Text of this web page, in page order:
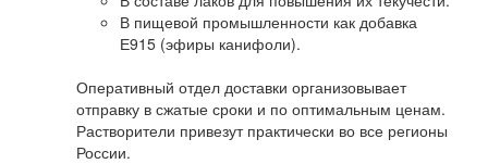
В пищевой промышленности как добавка
Е915 (эфиры канифоли).
Оперативный отдел доставки организовывает
отправку в сжатые сроки и по оптимальным ценам.
Растворители привезут практически во все регионы
России.